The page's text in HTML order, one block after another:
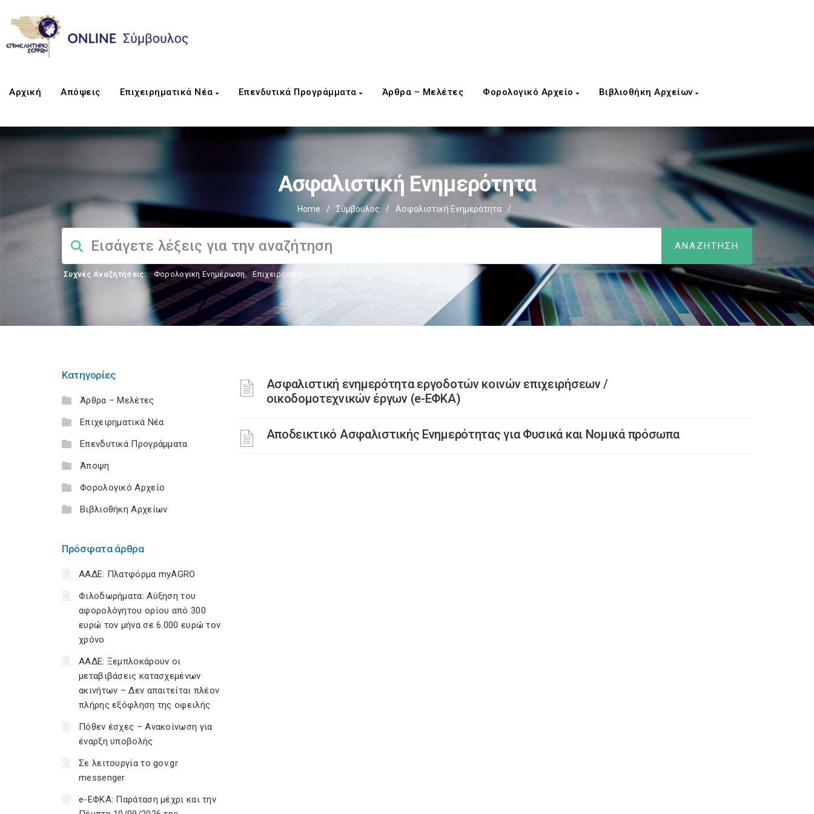
Αρχική Απόψεις Επιχειρηματικά Νέα Επενδυτικά Προγράμματα Άρθρα – Μελέτες Φορολογικό Αρχείο Βιβλιοθήκη Αρχείων
Ασφαλιστική Ενημερότητα
Home / Σύμβουλος / Ασφαλιστική Ενημερότητα /
Συχνές Αναζητήσεις: Φορολογικη Ενημέρωση, Επιχειρήσεις
Κατηγορίες
Άρθρα – Μελέτες
Επιχειρηματικά Νέα
Επενδυτικά Προγράμματα
Άποψη
Φορολογικό Αρχείο
Βιβλιοθήκη Αρχείων
Πρόσφατα άρθρα
ΑΑΔΕ: Πλατφόρμα myAGRO
Φιλοδωρήματα: Αύξηση του
αφορολόγητου ορίου από 300
ευρώ τον μήνα σε 6.000 ευρώ τον
χρόνο
ΑΑΔΕ: Ξεμπλοκάρουν οι
μεταβιβάσεις κατασχεμένων
ακινήτων – Δεν απαιτείται πλέον
πλήρης εξόφληση της οφειλής
Πόθεν έσχες – Ανακοίνωση για
έναρξη υποβολής
Σε λειτουργία το gov.gr
messenger
e-ΕΦΚΑ: Παράταση μέχρι και την
Ασφαλιστική ενημερότητα εργοδοτών κοινών επιχειρήσεων /
οικοδομοτεχνικών έργων (e-ΕΦΚΑ)
Αποδεικτικό Ασφαλιστικής Ενημερότητας για Φυσικά και Νομικά πρόσωπα